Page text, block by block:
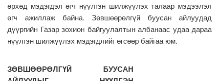
өрхөд мэдэгдэл өгч нүүлгэн шилжүүлэх талаар мэдээлэл
өгч ажиллаж байна. Зөвшөөрөлгүй буусан айлуудад
дүүргийн Газар зохион байгуулалтын албанаас удаа дараа
нүүлгэн шилжүүлэх мэдэгдлийг өгсөөр байгаа юм.
ЗӨВШӨӨРӨЛГҮЙ БУУСАН